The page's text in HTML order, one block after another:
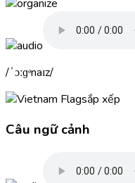
ˈɔːɡᵊnaɪz
sắp xếp
Câu ngữ cảnh